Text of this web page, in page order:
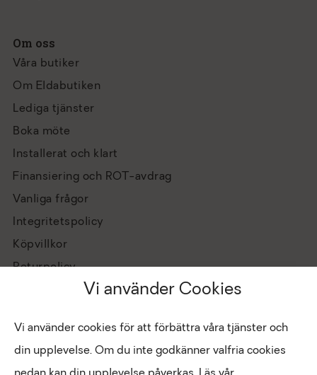
Vi använder Cookies
Vi använder cookies för att förbättra våra tjänster och
din upplevelse. Om du inte godkänner valfria cookies
Om oss
Våra butiker
Om Eldabutiken
Lediga tjänster
Boka möte
Installerat och klart
Finansiering och ROT-avdrag
Vanliga frågor
Integritetspolicy
Köpvillkor
Returpolicy